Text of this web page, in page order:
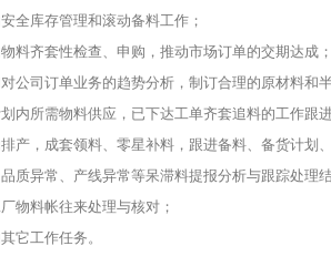
全库存管理和滚动备料工作；
料齐套性检查、申购，推动市场订单的交期达成；
公司订单业务的趋势分析，制订合理的原材料和
内所需物料供应，已下达工单齐套追料的工作跟
产，成套领料、零星补料，跟进备料、备货计划
质异常、产线异常等呆滞料提报分析与跟踪处理
物料帐往来处理与核对；
它工作任务。